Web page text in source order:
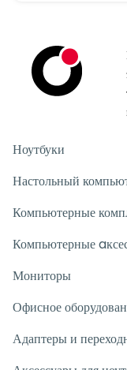
Ноутбуки
Настольный
Компьютерные
Компьютерные
Мониторы
Офисное
Адаптеры и